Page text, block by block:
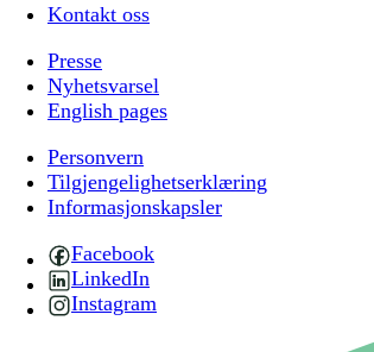
Kontakt oss
Presse
Nyhetsvarsel
English pages
Personvern
Tilgjengelighetserklæring
Informasjonskapsler
Facebook
LinkedIn
Instagram